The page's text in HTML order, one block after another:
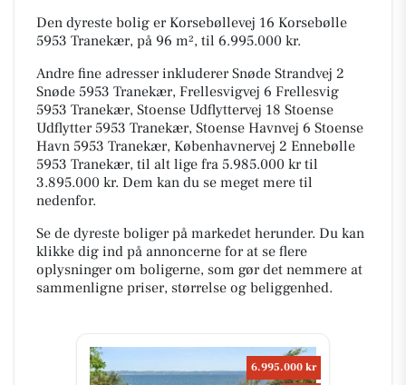
Den dyreste bolig er Korsebøllevej 16 Korsebølle
5953 Tranekær, på 96 m², til 6.995.000 kr.
Andre fine adresser inkluderer Snøde Strandvej 2
Snøde 5953 Tranekær, Frellesvigvej 6 Frellesvig
5953 Tranekær, Stoense Udflyttervej 18 Stoense
Udflytter 5953 Tranekær, Stoense Havnvej 6 Stoense
Havn 5953 Tranekær, Københavnervej 2 Ennebølle
5953 Tranekær, til alt lige fra 5.985.000 kr til
3.895.000 kr. Dem kan du se meget mere til
nedenfor.
Se de dyreste boliger på markedet herunder. Du kan
klikke dig ind på annoncerne for at se flere
oplysninger om boligerne, som gør det nemmere at
sammenligne priser, størrelse og beliggenhed.
6.995.000 kr